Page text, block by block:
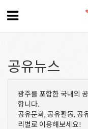
공유뉴스
광주를 포함한 국내외
합니다.
공유문화, 공유활동, 공
리별로 이용해보세요!